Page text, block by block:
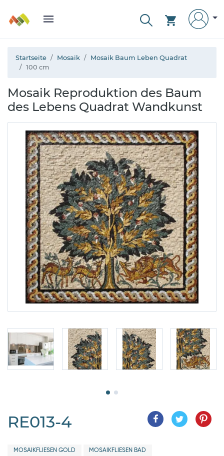
Startseite Mosaik
Mosaik Baum Leben Quadrat
100 cm
Mosaik Reproduktion des Baum
des Lebens Quadrat Wandkunst
RE013-4
MOSAIKFLIESEN GOLD MOSAIKFLIESEN BAD